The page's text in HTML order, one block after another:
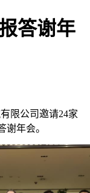
答谢年
限公司邀请24家
谢年会。